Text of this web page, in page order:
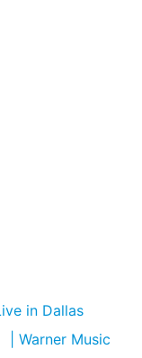
in Dallas
| Warner Music